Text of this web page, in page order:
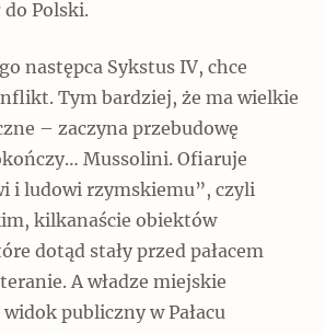
Polski.
następca Sykstus IV, chce
Tym bardziej, że ma wielkie
– zaczyna przebudowę
Mussolini. Ofiaruje
i ludowi rzymskiemu”, czyli
kilkanaście obiektów
dotąd stały przed pałacem
A władze miejskie
publiczny w Pałacu